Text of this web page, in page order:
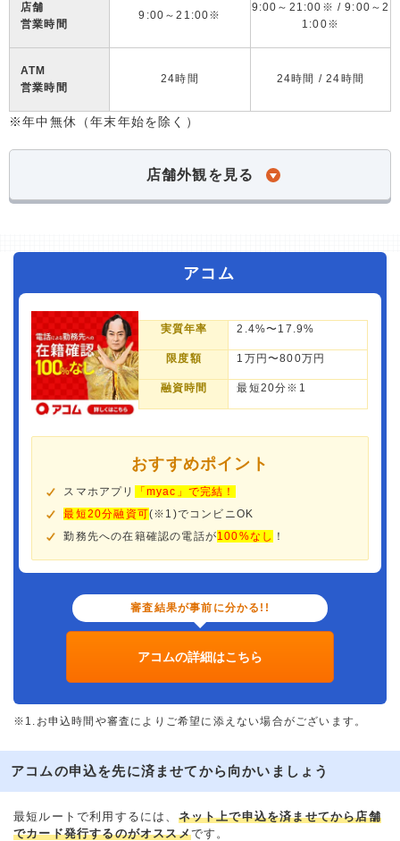
店舗
営業時間
9:00～21:00※
9:00～21:00※ / 9:00～2
1:00※
ATM
営業時間
24時間 24時間 / 24時間
※年中無休（年末年始を除く）
店舗外観を見る
アコム
実質年率 2.4%〜17.9%
限度額 1万円〜800万円
融資時間 最短20分※1
おすすめポイント
スマホアプリ
「myac」で完結！
最短20分融資可(※1)でコンビニOK
勤務先への在籍確認の電話が100%なし ！
審査結果が事前に分かる!!
アコムの詳細はこちら
※1.お申込時間や審査によりご希望に添えない場合がございます。
アコムの申込を先に済ませてから向かいましょう
最短ルートで利用するには、 ネット上で申込を済ませてから店舗
でカード発行するのがオススメです。